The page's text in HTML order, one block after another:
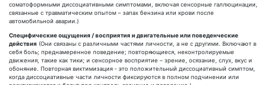
соматоформными диссоциативными симптомами, включая сенсорные галлюцинации,
связанные с травматическим опытом – запах бензина или крови после
автомобильной аварии.)
Специфические ощущения / восприятия и двигательные или поведенческие
действия (Они связаны с различными частями личности, а не с другими. Включают в
себя боль; преднамеренное поведение; повторяющиеся, неконтролируемые
движения, такие как тики; и сенсорное восприятие – зрение, осязание, слух, вкус и
обоняние. Повторная виктимизация - это положительный диссоциативный симптом,
когда диссоциативные части личности фиксируются в полном подчинении или